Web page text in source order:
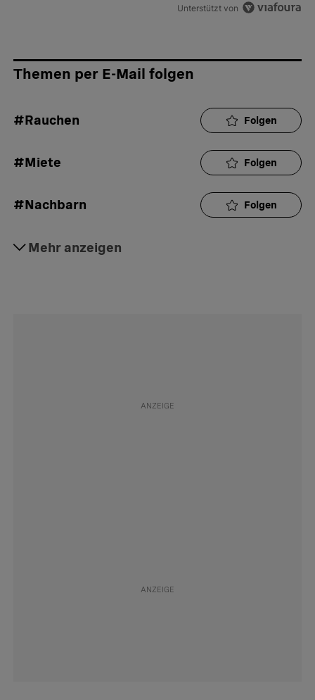
Unterstützt von
Themen per E-Mail folgen
#Rauchen Folgen
#Miete Folgen
#Nachbarn Folgen
Mehr anzeigen
#Hausordnung